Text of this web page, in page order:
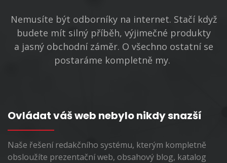
Nemusíte být odborníky na internet. Stačí když
budete mít silný příběh, výjimečné produkty
a jasný obchodní záměr. O všechno ostatní se
postaráme kompletně my.
Ovládat váš web nebylo nikdy snazší
Naše řešení redakčního systému, kterým kompletně
obsloužíte prezentační web, obsahový blog, katalog